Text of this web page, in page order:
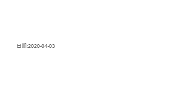
日期:2020-04-03